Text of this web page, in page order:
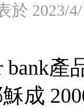
於 2023/
bank產
成